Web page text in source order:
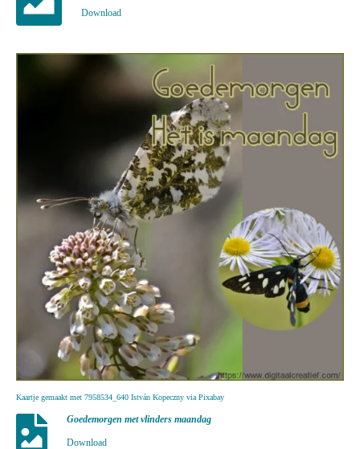
Download
Kaartje gemaakt met 7958534_640 István Kopeczny via Pixabay
Goedemorgen met vlinders maandag
Download